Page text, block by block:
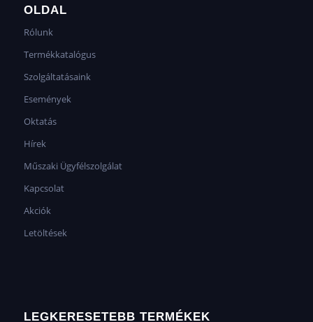
OLDAL
Rólunk
Termékkatalógus
Szolgáltatásaink
Események
Oktatás
Hírek
Műszaki Ügyfélszolgálat
Kapcsolat
Akciók
Letöltések
LEGKERESETEBB TERMÉKEK